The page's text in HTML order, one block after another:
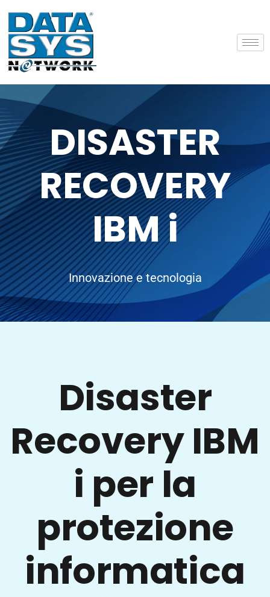
DISASTER
RECOVERY
IBM i
Innovazione e tecnologia
Disaster
Recovery IBM
i per la
protezione
informatica